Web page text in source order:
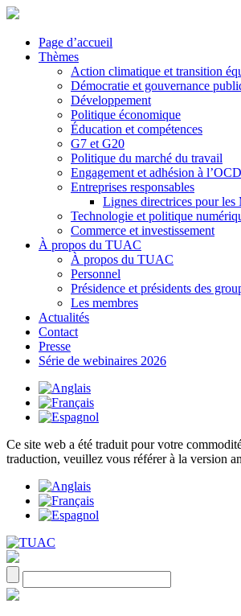
Page d’accueil
Thèmes
Action climatique et transition
Démocratie et gouvernance
Développement
Politique économique
Éducation et compétences
G7 et G20
Politique du marché du travail
Engagement et adhésion à
Entreprises responsables
Lignes directrices pour les
Technologie et politique
Commerce et investissement
À propos du TUAC
À propos du TUAC
Personnel
Présidence et présidents des
Les membres
Actualités
Contact
Presse
Série de webinaires 2026
Ce site web a été traduit pour votre
traduction, veuillez vous référer à la version